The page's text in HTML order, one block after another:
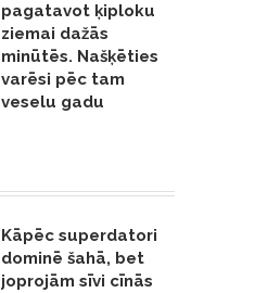
pagatavot ķiploku
ziemai dažās
minūtēs. Našķēties
varēsi pēc tam
veselu gadu
Kāpēc superdatori
dominē šahā, bet
joprojām sīvi cīnās